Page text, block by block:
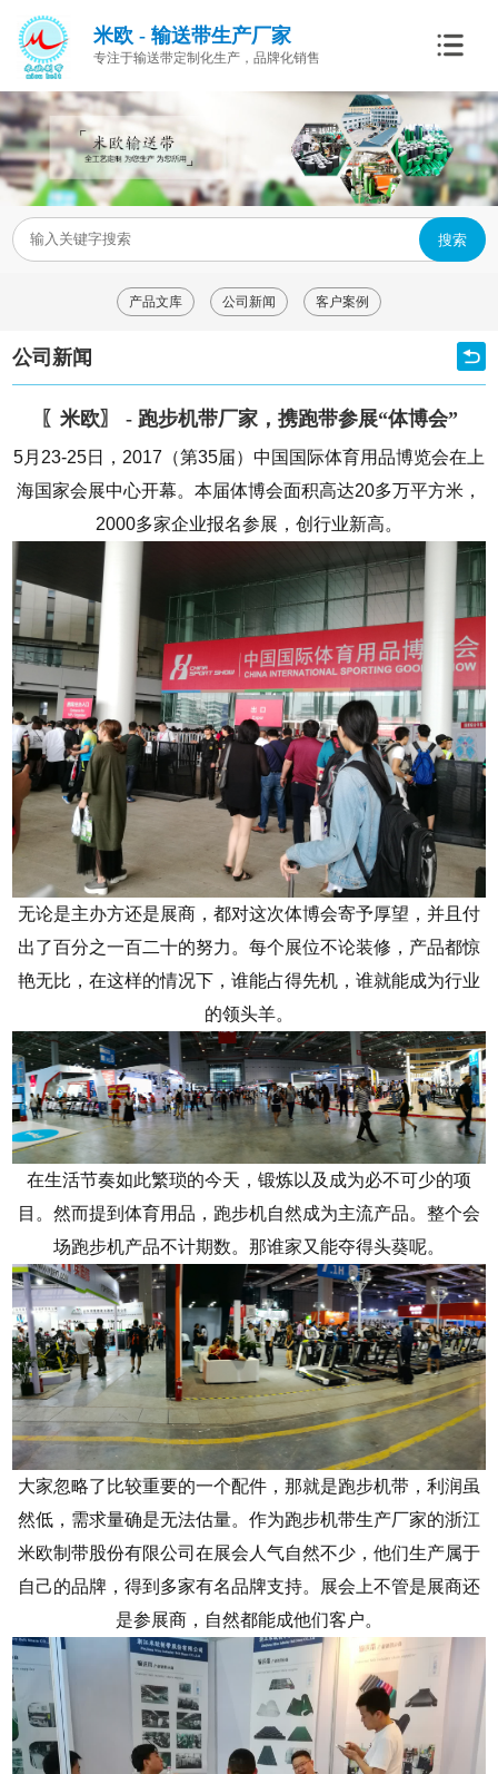
米欧 - 输送带生产厂家
专注于输送带定制化生产，品牌化销售
搜索
产品文库 公司新闻 客户案例
公司新闻
〖米欧〗 - 跑步机带厂家，携跑带参展“体博会”
5月23-25日，2017（第35届）中国国际体育用品博览会在上
海国家会展中心开幕。本届体博会面积高达20多万平方米，
2000多家企业报名参展，创行业新高。
无论是主办方还是展商，都对这次体博会寄予厚望，并且付
出了百分之一百二十的努力。每个展位不论装修，产品都惊
艳无比，在这样的情况下，谁能占得先机，谁就能成为行业
的领头羊。
在生活节奏如此繁琐的今天，锻炼以及成为必不可少的项
目。然而提到体育用品，跑步机自然成为主流产品。整个会
场跑步机产品不计期数。那谁家又能夺得头葵呢。
大家忽略了比较重要的一个配件，那就是跑步机带，利润虽
然低，需求量确是无法估量。作为跑步机带生产厂家的浙江
米欧制带股份有限公司在展会人气自然不少，他们生产属于
自己的品牌，得到多家有名品牌支持。展会上不管是展商还
是参展商，自然都能成他们客户。